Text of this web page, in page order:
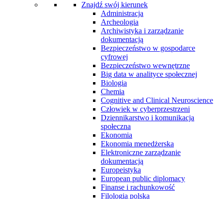
Znajdź swój kierunek
Administracja
Archeologia
Archiwistyka i zarządzanie
dokumentacją
Bezpieczeństwo w gospodarce
cyfrowej
Bezpieczeństwo wewnętrzne
Big data w analityce społecznej
Biologia
Chemia
Cognitive and Clinical Neuroscience
Człowiek w cyberprzestrzeni
Dziennikarstwo i komunikacja
społeczna
Ekonomia
Ekonomia menedżerska
Elektroniczne zarządzanie
dokumentacją
Europeistyka
European public diplomacy
Finanse i rachunkowość
Filologia polska